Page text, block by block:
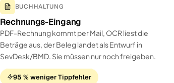
BUCHHALTUNG
Rechnungs-Eingang
PDF-Rechnung kommt per Mail, OCR liest die
Beträge aus, der Beleg landet als Entwurf in
SevDesk/BMD. Sie müssen nur noch freigeben.
95 % weniger Tippfehler